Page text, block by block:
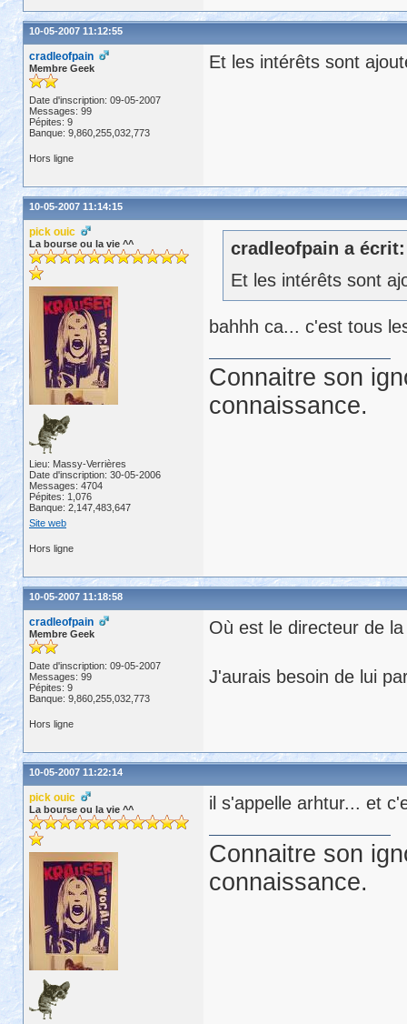
10-05-2007 11:12:55
cradleofpain
Membre Geek
Date d'inscription: 09-05-2007
Messages: 99
Pépites: 9
Banque: 9,860,255,032,773
Et les intérêts sont
Hors ligne
10-05-2007 11:14:15
pick ouic
La bourse ou la vie ^^
Lieu: Massy-Verrières
Date d'inscription: 30-05-2006
Messages: 4704
Pépites: 1,076
Banque: 2,147,483,647
Site web
cradleofpain a écrit:
Et les intérêts sont
bahhh ca... c'est tous
Connaitre son
connaissance.
Hors ligne
10-05-2007 11:18:58
cradleofpain
Membre Geek
Date d'inscription: 09-05-2007
Messages: 99
Pépites: 9
Banque: 9,860,255,032,773
Où est le directeur de
J'aurais besoin de lui
Hors ligne
10-05-2007 11:22:14
pick ouic
La bourse ou la vie ^^ il s'appelle arhtur... et
Connaitre son
connaissance.